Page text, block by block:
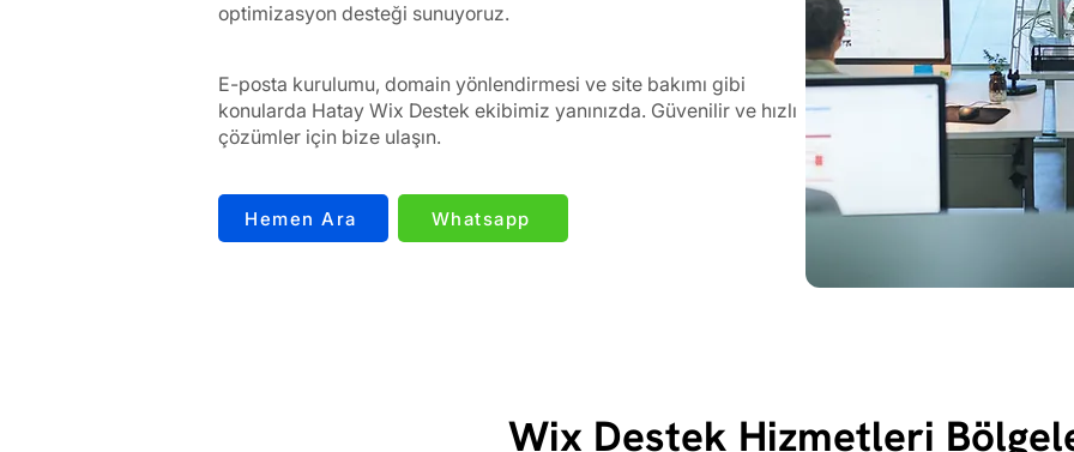
optimizasyon desteği sunuyoruz.
E-posta kurulumu, domain yönlendirmesi ve site bakımı gibi
konularda Hatay Wix Destek ekibimiz yanınızda. Güvenilir ve hızlı
çözümler için bize ulaşın.
Hemen Ara Whatsapp
Wix Destek Hizmetleri